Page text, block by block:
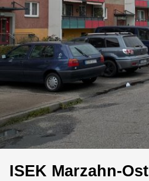
ISEK Marzahn-Ost